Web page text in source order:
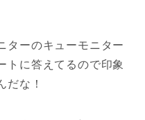
ターのキューモニター
トに答えてるので印象
だな！